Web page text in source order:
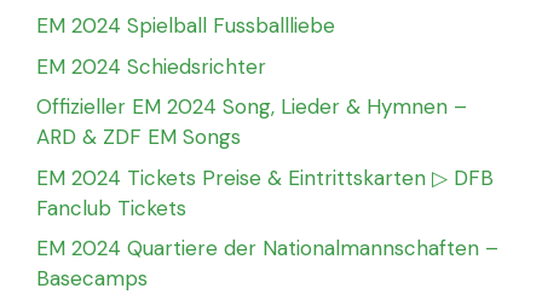
EM 2024 Spielball Fussballliebe
EM 2024 Schiedsrichter
Offizieller EM 2024 Song, Lieder & Hymnen –
ARD & ZDF EM Songs
EM 2024 Tickets Preise & Eintrittskarten ▷ DFB
Fanclub Tickets
EM 2024 Quartiere der Nationalmannschaften –
Basecamps